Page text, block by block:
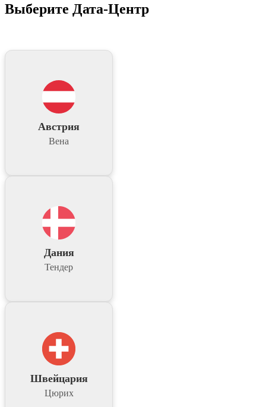
Выберите Дата-Центр
Австрия
Вена
Дания
Тендер
Швейцария
Цюрих